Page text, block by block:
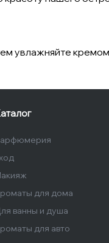
увлажняйте
для дома
ванны и душа
для авто